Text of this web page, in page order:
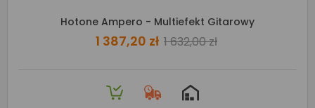
Hotone Ampero - Multiefekt Gitarowy
1 387,20 zł 1 632,00 zł